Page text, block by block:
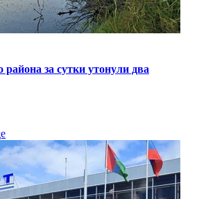
за сутки утонули два